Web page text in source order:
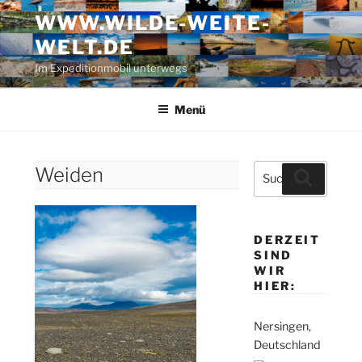
Zum
Inhalt
springen
WWW.WILDE-WEITE-
WELT.DE
Im Expeditionmobil unterwegs
Menü
Weiden
Suche
nach:
DERZEIT
SIND
WIR
HIER:
Nersingen,
Deutschland